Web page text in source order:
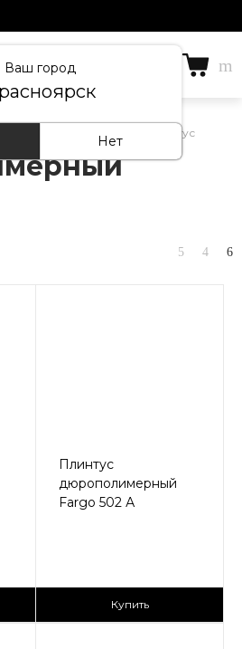
Ваш город
Нет
Дюрополимерный плинтус
Плинтус
дюрополимерный
Fargo 502 А
Купить